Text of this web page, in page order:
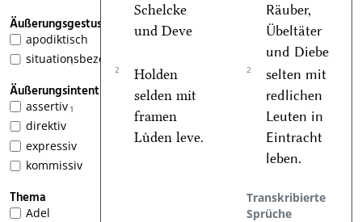
Äußerungsgestus
apodiktisch
1
situationsbezogen
Äußerungsintention
1
assertiv
direktiv
expressiv
kommissiv
Thema
Adel
Schelcke
und Deve
Räuber,
Übeltäter
und Diebe
2
Holden
selden mit
framen
Luͤden leve.
2
selten mit
redlichen
Leuten in
Eintracht
leben.
Transkribierte
Sprüche